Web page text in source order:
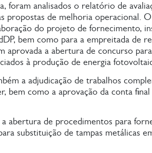
foram analisados o relatório de
propostas de melhoria operacional.
do projeto de fornecimento,
bem como para a empreitada de
aprovada a abertura de concurso
à produção de energia
a adjudicação de trabalhos
bem como a aprovação da conta
abertura de procedimentos para
substituição de tampas metálicas